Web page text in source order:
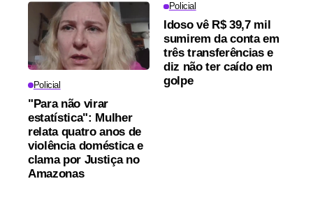
Policial
"Para não virar
estatística": Mulher
relata quatro anos de
violência doméstica e
clama por Justiça no
Amazonas
Policial
Idoso vê R$ 39,7 mil
sumirem da conta em
três transferências e
diz não ter caído em
golpe